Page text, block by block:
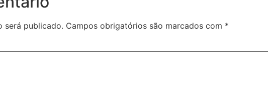
será publicado. Campos obrigatórios são marcados com *